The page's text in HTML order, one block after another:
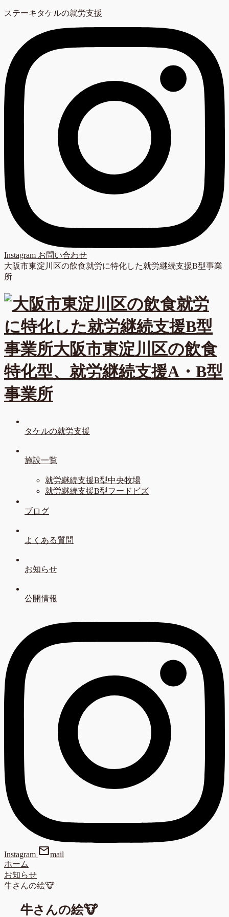
ステーキタケルの就労支援
Instagram お問い合わせ
大阪市東淀川区の飲食就労に特化した就労継続支援B型事業
所
タケルの就労支援
施設一覧
就労継続支援B型中央牧場
就労継続支援B型フードビズ
ブログ
よくある質問
お知らせ
公開情報
Instagram mailmail
ホーム
お知らせ
牛さんの絵🐮
牛さんの絵🐮